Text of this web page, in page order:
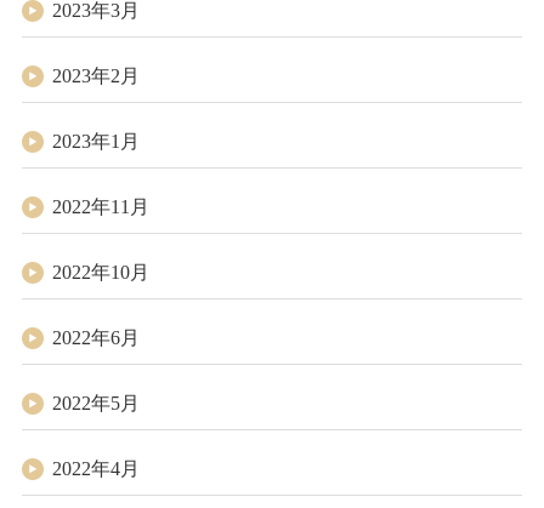
2023年3月
2023年2月
2023年1月
2022年11月
2022年10月
2022年6月
2022年5月
2022年4月